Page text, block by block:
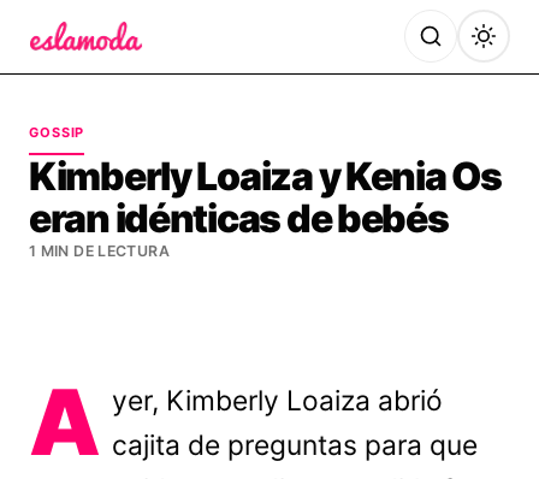
GOSSIP
Kimberly Loaiza y Kenia Os
eran idénticas de bebés
1 MIN DE LECTURA
A yer, Kimberly Loaiza abrió
cajita de preguntas para que